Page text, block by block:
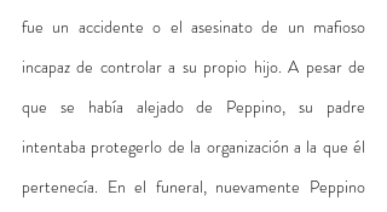
fue un accidente o el asesinato de un mafioso
incapaz de controlar a su propio hijo. A pesar de
que se había alejado de Peppino, su padre
intentaba protegerlo de la organización a la que él
pertenecía. En el funeral, nuevamente Peppino